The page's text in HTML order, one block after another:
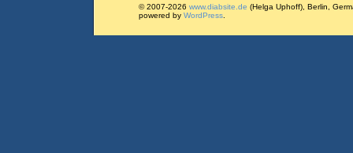
© 2007-2026 www.diabsite.de (Helga Uphoff), Berlin,
powered by WordPress.